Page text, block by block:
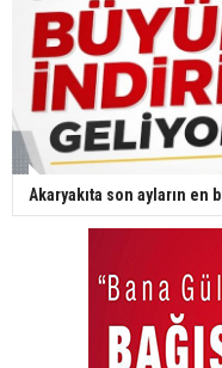
Akaryakıta son ayların